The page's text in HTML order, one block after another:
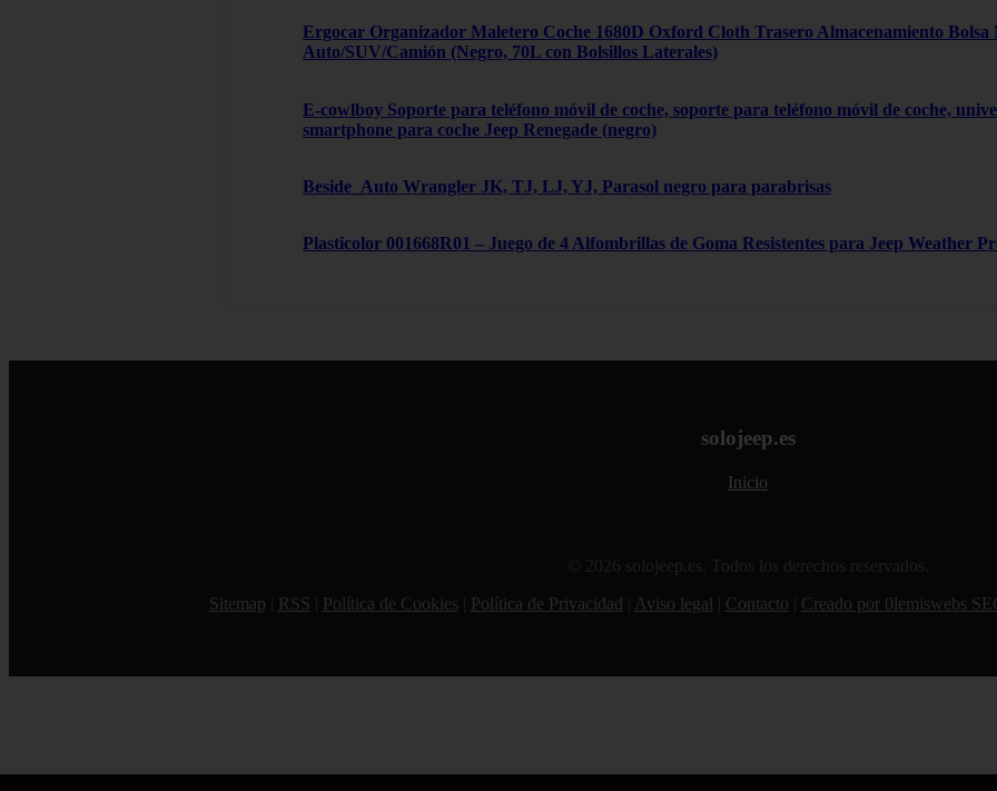
Ergocar Organizador Maletero Coche 1680D Oxford Cloth Trasero Almacenamiento Bolsa
Auto/SUV/Camión (Negro, 70L con Bolsillos Laterales)
E-cowlboy Soporte para teléfono móvil de coche, soporte para teléfono móvil de coche,
smartphone para coche Jeep Renegade (negro)
Beside_Auto Wrangler JK, TJ, LJ, YJ, Parasol negro para parabrisas
Plasticolor 001668R01 – Juego de 4 Alfombrillas de Goma Resistentes para Jeep Weather
solojeep.es
Inicio
© 2026 solojeep.es. Todos los derechos reservados.
Sitemap
RSS Política de Cookies Política de Privacidad Aviso legal Contacto Creado por 0lemiswebs